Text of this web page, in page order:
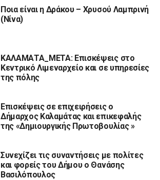
Ποια είναι η Δράκου – Χρυσού Λαμπρινή
(Νίνα)
ΚΑΛΑΜΑΤΑ_ΜΕΤΑ: Επισκέψεις στο
Κεντρικό Λιμεναρχείο και σε υπηρεσίες
της πόλης
Επισκέψεις σε επιχειρήσεις ο
Δήμαρχος Καλαμάτας και επικεφαλής
της «Δημιουργικής Πρωτοβουλίας »
Συνεχίζει τις συναντήσεις με πολίτες
και φορείς του Δήμου ο Θανάσης
Βασιλόπουλος